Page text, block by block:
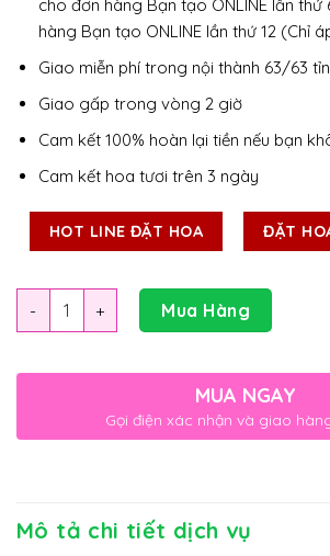
cho đơn hàng Bạn tạo ONLINE lần thứ
hàng Bạn tạo ONLINE lần thứ 12 (Chỉ
Giao miễn phí trong nội thành 63/63
Giao gấp trong vòng 2 giờ
Cam kết 100% hoàn lại tiền nếu bạn
Cam kết hoa tươi trên 3 ngày
HOT LINE ĐẶT HOA ĐẶT
Số lượng Mua Hàng
MUA NGAY
Gọi điện xác nhận và giao
Mô tả chi tiết dịch vụ